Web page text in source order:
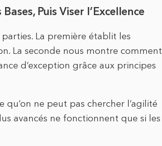
Puis Viser l’Excellence
La première établit les
La seconde nous montre comment
d’exception grâce aux principes
ne peut pas chercher l’agilité
avancés ne fonctionnent que si les